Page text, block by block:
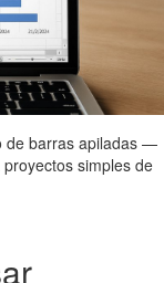
de barras apiladas —
simples de